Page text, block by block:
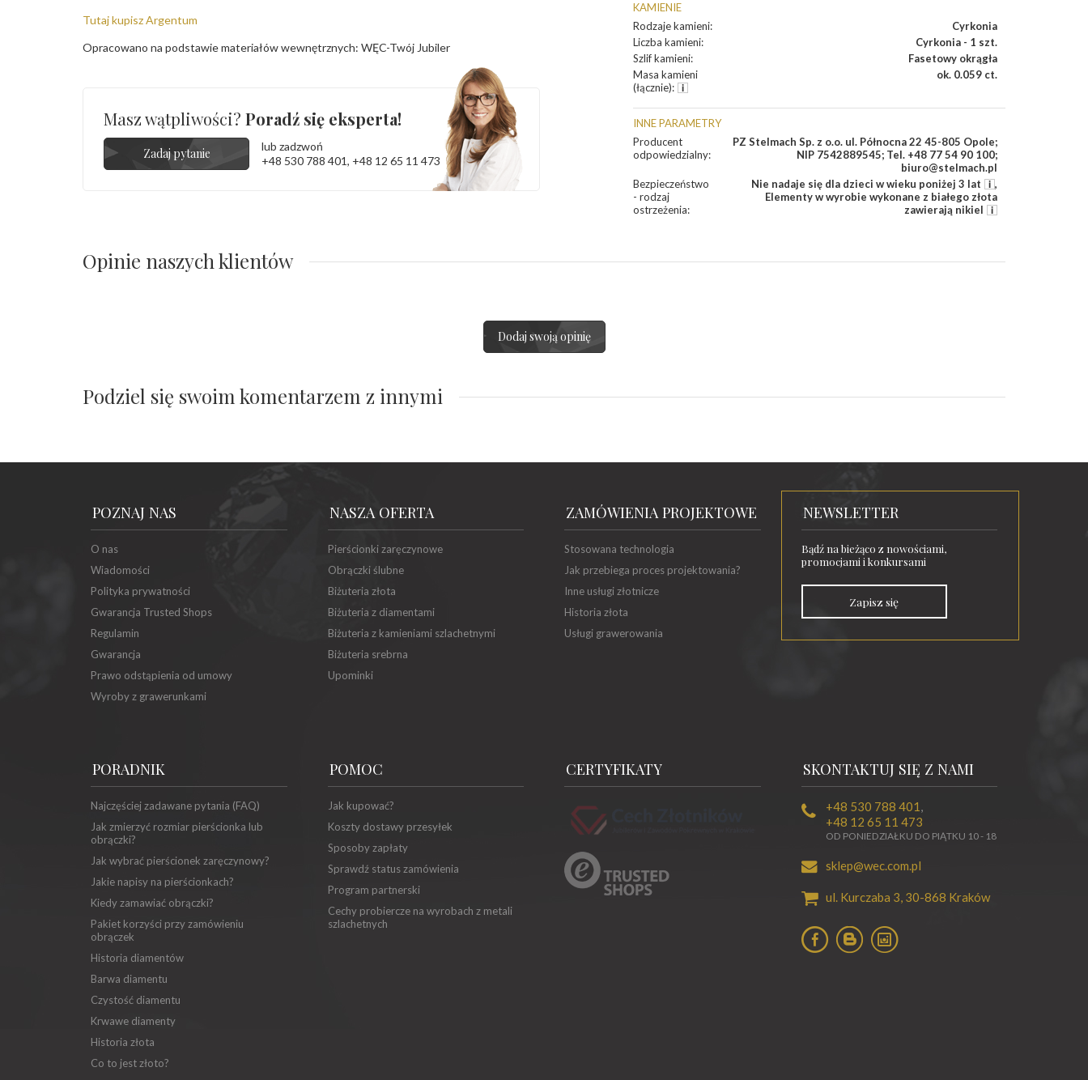
KAMIENIE
Rodzaje kamieni:
Cyrkonia
Liczba kamieni:
Cyrkonia - 1 szt.
Szlif kamieni:
Fasetowy okrągła
Masa kamieni
(łącznie):
ok. 0.059 ct.
INNE PARAMETRY
Producent
odpowiedzialny:
PZ Stelmach Sp. z o.o. ul. Północna 22 45-805 Opole;
NIP 7542889545; Tel. +48 77 54 90 100;
biuro@stelmach.pl
Bezpieczeństwo
- rodzaj
ostrzeżenia:
Nie nadaje się dla dzieci w wieku poniżej 3 lat
,
Elementy w wyrobie wykonane z białego złota
zawierają nikiel
Tutaj kupisz Argentum
Opracowano na podstawie materiałów wewnętrznych: WĘC-Twój Jubiler
Masz wątpliwości? Poradź się eksperta!
Zadaj pytanie
lub zadzwoń
+48 530 788 401, +48 12 65 11 473
Opinie naszych klientów
Dodaj swoją opinię
Podziel się swoim komentarzem z innymi
POZNAJ NAS
O nas
Wiadomości
Polityka prywatności
Gwarancja Trusted Shops
Regulamin
Gwarancja
Prawo odstąpienia od umowy
Wyroby z grawerunkami
NASZA OFERTA
Pierścionki zaręczynowe
Obrączki ślubne
Biżuteria złota
Biżuteria z diamentami
Biżuteria z kamieniami szlachetnymi
Biżuteria srebrna
Upominki
ZAMÓWIENIA PROJEKTOWE
Stosowana technologia
Jak przebiega proces projektowania?
Inne usługi złotnicze
Historia złota
Usługi grawerowania
NEWSLETTER
Bądź na bieżąco z nowościami,
promocjami i konkursami
Zapisz się
PORADNIK
Najczęściej zadawane pytania (FAQ)
Jak zmierzyć rozmiar pierścionka lub
obrączki?
Jak wybrać pierścionek zaręczynowy?
Jakie napisy na pierścionkach?
Kiedy zamawiać obrączki?
Pakiet korzyści przy zamówieniu
obrączek
Historia diamentów
Barwa diamentu
Czystość diamentu
Krwawe diamenty
Historia złota
Co to jest złoto?
POMOC
Jak kupować?
Koszty dostawy przesyłek
Sposoby zapłaty
Sprawdź status zamówienia
Program partnerski
Cechy probiercze na wyrobach z metali
szlachetnych
CERTYFIKATY SKONTAKTUJ SIĘ Z NAMI
+48 530 788 401 ,
+48 12 65 11 473
OD PONIEDZIAŁKU DO PIĄTKU 10 - 18
sklep@wec.com.pl
ul. Kurczaba 3, 30-868 Kraków